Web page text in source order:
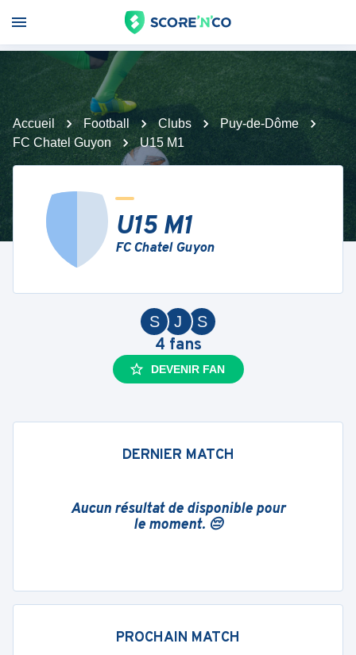
Accueil Football Clubs
Puy-de-Dôme
FC Chatel Guyon
U15 M1
U15 M1
FC Chatel Guyon
S
J
S
4 fans
DEVENIR FAN
DERNIER MATCH
Aucun résultat de disponible pour
le moment. 😔
PROCHAIN MATCH